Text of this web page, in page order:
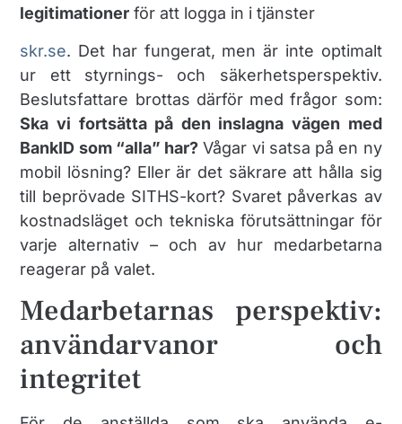
legitimationer för att logga in i tjänster​
skr.se. Det har fungerat, men är inte optimalt
ur ett styrnings- och säkerhetsperspektiv.
Beslutsfattare brottas därför med frågor som:
Ska vi fortsätta på den inslagna vägen med
BankID som “alla” har? Vågar vi satsa på en ny
mobil lösning? Eller är det säkrare att hålla sig
till beprövade SITHS-kort? Svaret påverkas av
kostnadsläget och tekniska förutsättningar för
varje alternativ – och av hur medarbetarna
reagerar på valet.
Medarbetarnas perspektiv:
användarvanor och
integritet